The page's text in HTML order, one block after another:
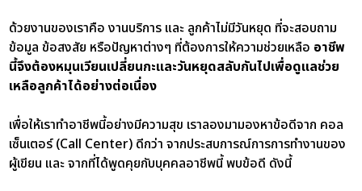
ด้วยงานของเราคือ งานบริการ และ ลูกค้าไม่มีวันหยุด ที่จะสอบถาม
ข้อมูล ข้อสงสัย หรือปัญหาต่างๆ ที่ต้องการให้ความช่วยเหลือ อาชีพ
นี้จึงต้องหมุนเวียนเปลี่ยนกะและวันหยุดสลับกันไปเพื่อดูแลช่วย
เหลือลูกค้าได้อย่างต่อเนื่อง
เพื่อให้เราทำอาชีพนี้อย่างมีความสุข เราลองมามองหาข้อดีจาก คอล
เซ็นเตอร์ (Call Center) ดีกว่า จากประสบการณ์การการทำงานของ
ผู้เขียน และ จากที่ได้พูดคุยกับบุคคลอาชีพนี้ พบข้อดี ดังนี้